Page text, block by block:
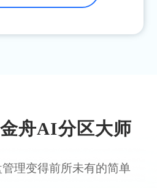
舟AI分区大师
理变得前所未有的简单